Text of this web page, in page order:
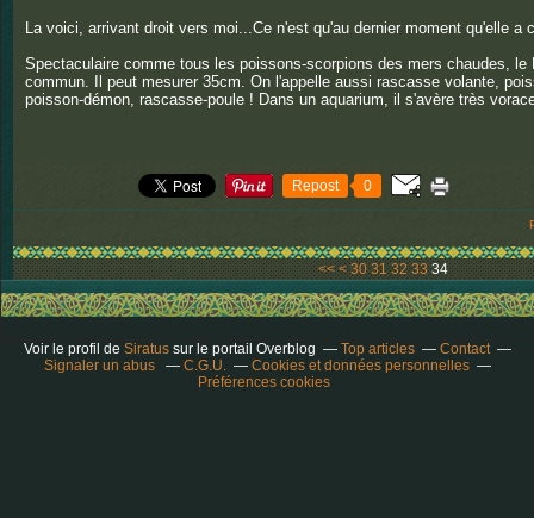
La voici, arrivant droit vers moi...Ce n'est qu'au dernier moment qu'elle a
Spectaculaire comme tous les poissons-scorpions des mers chaudes,
commun. Il peut mesurer 35cm. On l'appelle aussi rascasse volante,
poisson-démon, rascasse-poule ! Dans un aquarium, il s'avère très
Repost 0
<< <10
20
30 31 32 33 34
Voir le profil de Siratussur le portail Overblog Top articles
Contact
Signaler un abus
C.G.U.
Cookies et données personnelles
Préférences cookies